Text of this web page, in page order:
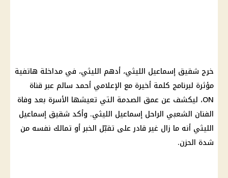
خرج شقيق إسماعيل الليثي، أدهم الليثي، في مداخلة هاتفية
مؤثرة لبرنامج كلمة أخيرة مع الإعلامي أحمد سالم عبر قناة
ON، ليكشف عن عمق الصدمة التي تعيشها الأسرة بعد وفاة
الفنان الشعبي الراحل إسماعيل الليثي. وأكد شقيق إسماعيل
الليثي أنه ما زال غير قادر على تقبّل الخبر أو تمالك نفسه من
شدة الحزن.